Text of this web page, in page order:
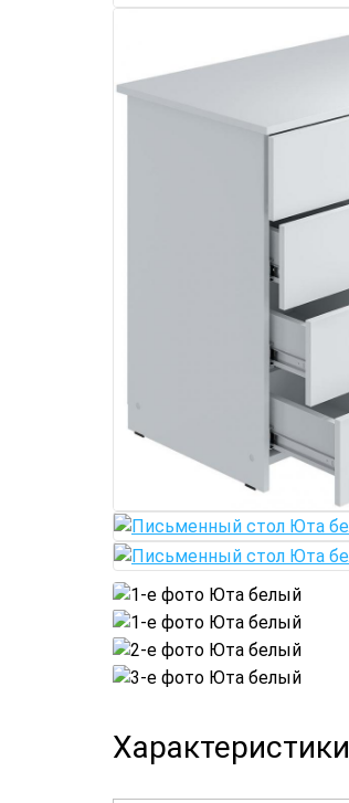
Характеристики